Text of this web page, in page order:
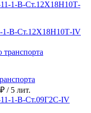
1-B-Ст.12Х18Н10Т-IV
/ 5 лит.